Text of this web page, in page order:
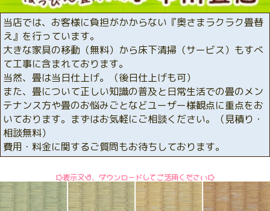
当店では、お客様に負担がかからない『奥さまラクラク畳替
え』を行っています。
大きな家具の移動（無料）から床下清掃（サービス）もすべ
て工事に含まれております。
当然、畳は当日仕上げ。（後日仕上げも可）
また、畳について正しい知識の普及と日常生活での畳のメン
テナンス方や畳のお悩みごとなどユーザー様観点に重点をお
いております。まずはお気軽にご相談ください。（見積り・
相談無料）
費用・料金に関するご質問もお待ちしております。
☆表示又は、ダウンロードしてご活用ください☆